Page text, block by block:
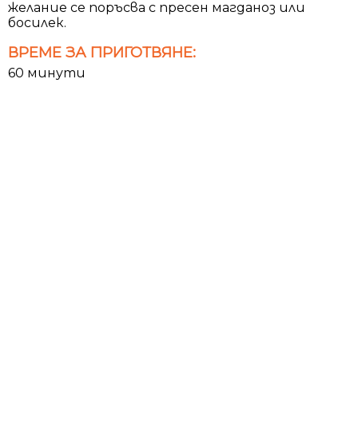
желание се поръсва с пресен магданоз или
босилек.
ВРЕМЕ ЗА ПРИГОТВЯНЕ:
60 минути